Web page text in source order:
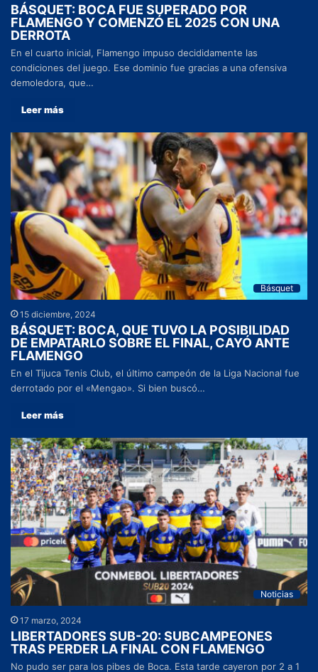
BÁSQUET: BOCA FUE SUPERADO POR
FLAMENGO Y COMENZÓ EL 2025 CON UNA
DERROTA
En el cuarto inicial, Flamengo impuso decididamente las
condiciones del juego. Ese dominio fue gracias a una ofensiva
demoledora, que…
Leer más
Básquet
15 diciembre, 2024
BÁSQUET: BOCA, QUE TUVO LA POSIBILIDAD
DE EMPATARLO SOBRE EL FINAL, CAYÓ ANTE
FLAMENGO
En el Tijuca Tenis Club, el último campeón de la Liga Nacional fue
derrotado por el «Mengao». Si bien buscó…
Leer más
Noticias
17 marzo, 2024
LIBERTADORES SUB-20: SUBCAMPEONES
TRAS PERDER LA FINAL CON FLAMENGO
No pudo ser para los pibes de Boca. Esta tarde cayeron por 2 a 1